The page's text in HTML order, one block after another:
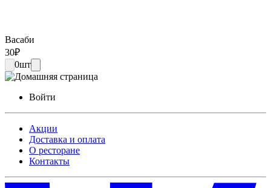
Васаби
30₽
0шт
Войти
Акции
Доставка и оплата
О ресторане
Контакты